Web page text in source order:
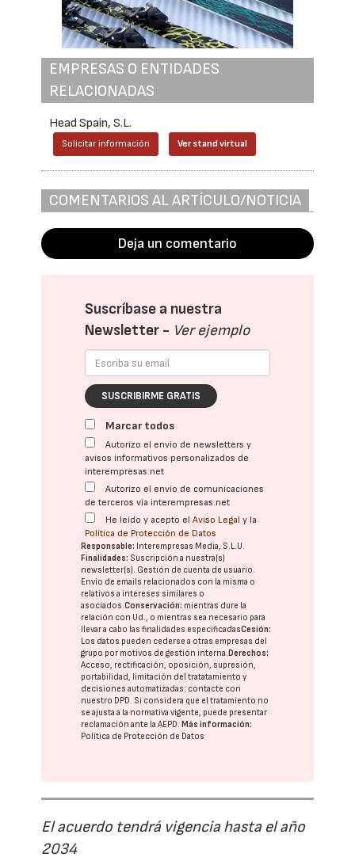
EMPRESAS O ENTIDADES
RELACIONADAS
Head Spain, S.L.
Solicitar información Ver stand virtual
COMENTARIOS AL ARTÍCULO/NOTICIA
Deja un comentario
Suscríbase a nuestra
Newsletter - Ver ejemplo
SUSCRIBIRME GRATIS
Marcar todos
Autorizo el envío de newsletters y
avisos informativos personalizados de
interempresas.net
Autorizo el envío de comunicaciones
de terceros vía interempresas.net
He leído y acepto elAviso Legal y la
Política de Protección de Datos
Responsable: Interempresas Media, S.L.U.
Finalidades: Suscripción a nuestra(s)
newsletter(s). Gestión de cuenta de usuario.
Envío de emails relacionados con la misma o
relativos a intereses similares o
asociados.Conservación: mientras dure la
relación con Ud., o mientras sea necesario para
llevar a cabo las finalidades especificadasCesión:
Los datos pueden cederse a otras empresas del
grupo por motivos de gestión interna. Derechos:
Acceso, rectificación, oposición, supresión,
portabilidad, limitación del tratatamiento y
decisiones automatizadas: contacte con
nuestro DPD. Si considera que el tratamiento no
se ajusta a la normativa vigente, puede presentar
reclamación ante laAEPD. Más información:
Política de Protección de Datos
El acuerdo tendrá vigencia hasta el año
2034